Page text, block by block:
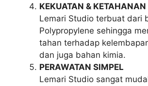
KEKUATAN &
Lemari Studio terbuat dari
Polypropylene sehingga
tahan terhadap
dan juga bahan kimia.
PERAWATAN SIMPEL
Lemari Studio sangat